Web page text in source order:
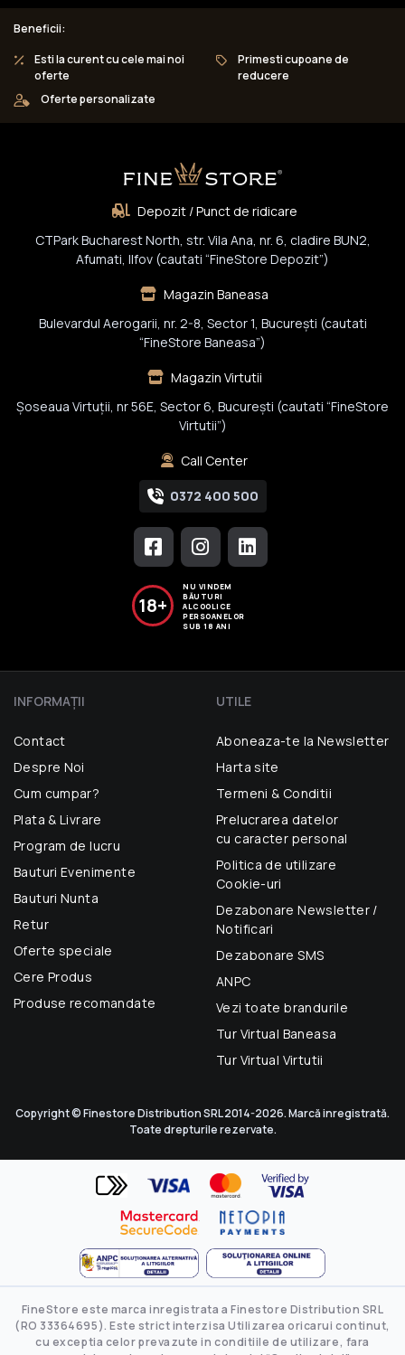
Beneficii:
Esti la curent cu cele mai noi
oferte
Primesti cupoane de
reducere
Oferte personalizate
Depozit / Punct de ridicare
CTPark Bucharest North, str. Vila Ana, nr. 6, cladire BUN2,
Afumati, Ilfov (cautati “FineStore Depozit”)
Magazin Baneasa
Bulevardul Aerogarii, nr. 2-8, Sector 1, Bucureşti (cautati
“FineStore Baneasa”)
Magazin Virtutii
Șoseaua Virtuții, nr 56E, Sector 6, București (cautati “FineStore
Virtutii”)
Call Center
0372 400 500
18+
NU VINDEM
BĂUTURI
ALCOOLICE
PERSOANELOR
SUB 18 ANI
INFORMAŢII
Contact
Despre Noi
Cum cumpar?
Plata & Livrare
Program de lucru
Bauturi Evenimente
Bauturi Nunta
Retur
Oferte speciale
Cere Produs
Produse recomandate
UTILE
Aboneaza-te la Newsletter
Harta site
Termeni & Conditii
Prelucrarea datelor
cu caracter personal
Politica de utilizare
Cookie-uri
Dezabonare Newsletter /
Notificari
Dezabonare SMS
ANPC
Vezi toate brandurile
Tur Virtual Baneasa
Tur Virtual Virtutii
Copyright © Finestore Distribution SRL 2014-2026. Marcă inregistrată.
Toate drepturile rezervate.
FineStore este marca inregistrata a Finestore Distribution SRL
(RO 33364695). Este strict interzisa Utilizarea oricarui continut,
cu exceptia celor prevazute in conditiile de utilizare, fara